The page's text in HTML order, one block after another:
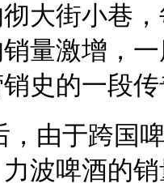
彻大街小巷
量激增，
史的一段
，由于跨国
波啤酒的